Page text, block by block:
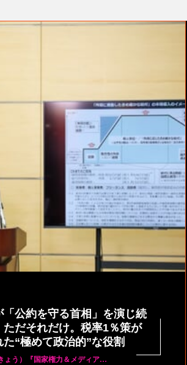
「公約を守る首相」を演じ続
ただそれだけ。税率1％策が
“極めて政治的”な役割
ょう）『国家権力＆メディア…